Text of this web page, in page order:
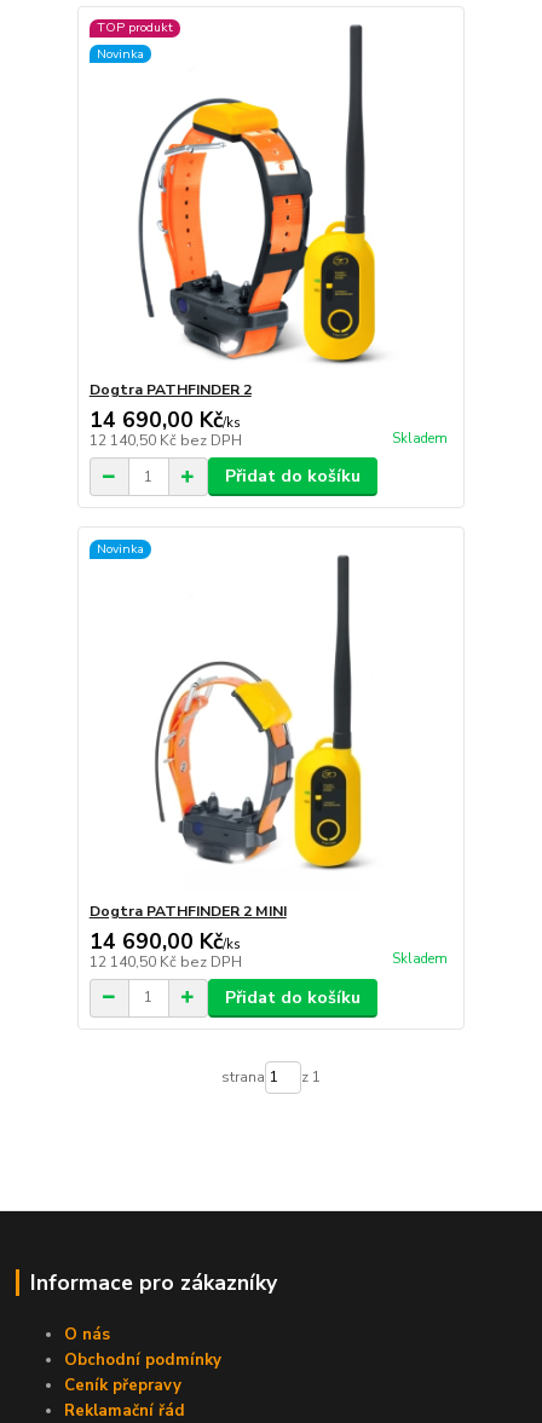
TOP produkt
Novinka
Dogtra PATHFINDER 2
14 690,00 Kč/ks
12 140,50 Kč bez DPH Skladem
Přidat do košíku
Novinka
Dogtra PATHFINDER 2 MINI
14 690,00 Kč/ks
12 140,50 Kč bez DPH Skladem
Přidat do košíku
strana z 1
Informace pro zákazníky
O nás
Obchodní podmínky
Ceník přepravy
Reklamační řád